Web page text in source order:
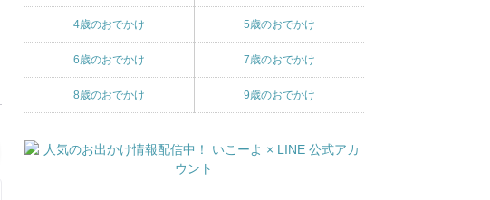
4歳のおでかけ 5歳のおでかけ
6歳のおでかけ 7歳のおでかけ
8歳のおでかけ 9歳のおでかけ